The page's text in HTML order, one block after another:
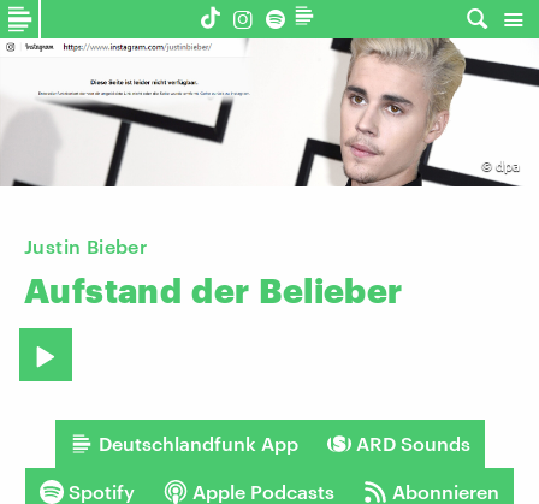
© dpa
Justin Bieber
Aufstand der Belieber
Deutschlandfunk App ARD Sounds
Spotify Apple Podcasts Abonnieren